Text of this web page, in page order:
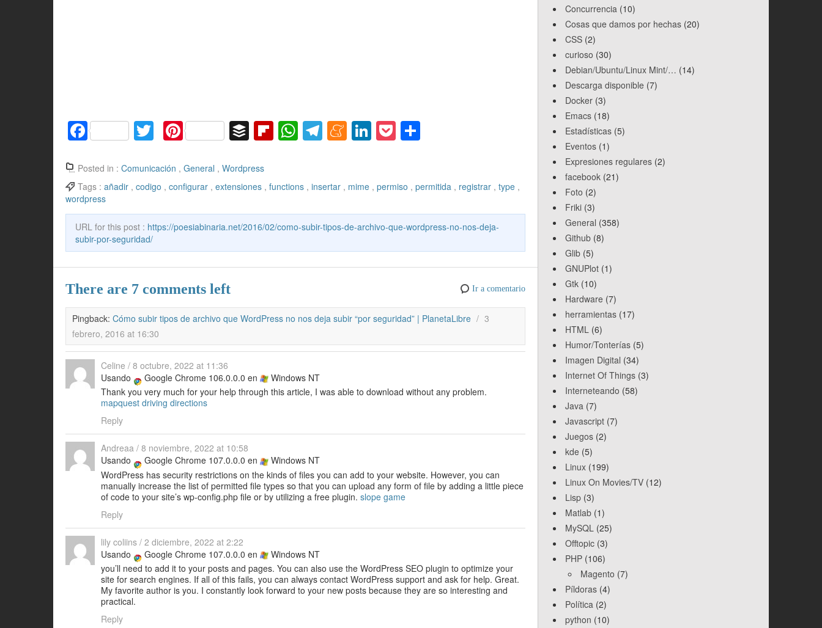
F
c
e
b
o
o
k
T
itt
er
Pi
er
e
st
B
f
er
Fl
o
ar
d
W
s
A
p
p
T
gr
a
m
M
e
a
m
e
Li
e
dI
n
P
et p
ar
tir
Posted in : Comunicación , General , Wordpress
Tags : añadir , codigo , configurar , extensiones , functions , insertar , mime , permiso , permitida , registrar , type ,
wordpress
URL for this post : https://poesiabinaria.net/2016/02/como-subir-tipos-de-archivo-que-wordpress-no-nos-deja-
subir-por-seguridad/
There are 7 comments left Ir a comentario
Pingback: Cómo subir tipos de archivo que WordPress no nos deja subir “por seguridad” | PlanetaLibre / 3
febrero, 2016 at 16:30
Celine / 8 octubre, 2022 at 11:36
Usando
Google Chrome 106.0.0.0 en
Windows NT
Thank you very much for your help through this article, I was able to download without any problem.
mapquest driving directions
Reply
Andreaa / 8 noviembre, 2022 at 10:58
Usando
Google Chrome 107.0.0.0 en
Windows NT
WordPress has security restrictions on the kinds of files you can add to your website. However, you can
manually increase the list of permitted file types so that you can upload any form of file by adding a little piece
of code to your site’s wp-config.php file or by utilizing a free plugin. slope game
Reply
lily coliins / 2 diciembre, 2022 at 2:22
Usando
Google Chrome 107.0.0.0 en
Windows NT
you’ll need to add it to your posts and pages. You can also use the WordPress SEO plugin to optimize your
site for search engines. If all of this fails, you can always contact WordPress support and ask for help. Great.
My favorite author is you. I constantly look forward to your new posts because they are so interesting and
practical.
Reply
Concurrencia (10)
Cosas que damos por hechas (20)
CSS (2)
curioso (30)
Debian/Ubuntu/Linux Mint/… (14)
Descarga disponible (7)
Docker (3)
Emacs (18)
Estadísticas (5)
Eventos (1)
Expresiones regulares (2)
facebook (21)
Foto (2)
Friki (3)
General (358)
Github (8)
Glib (5)
GNUPlot (1)
Gtk (10)
Hardware (7)
herramientas (17)
HTML (6)
Humor/Tonterías (5)
Imagen Digital (34)
Internet Of Things (3)
Interneteando (58)
Java (7)
Javascript (7)
Juegos (2)
kde (5)
Linux (199)
Linux On Movies/TV (12)
Lisp (3)
Matlab (1)
MySQL (25)
Offtopic (3)
PHP (106)
Magento (7)
Píldoras (4)
Política (2)
python (10)